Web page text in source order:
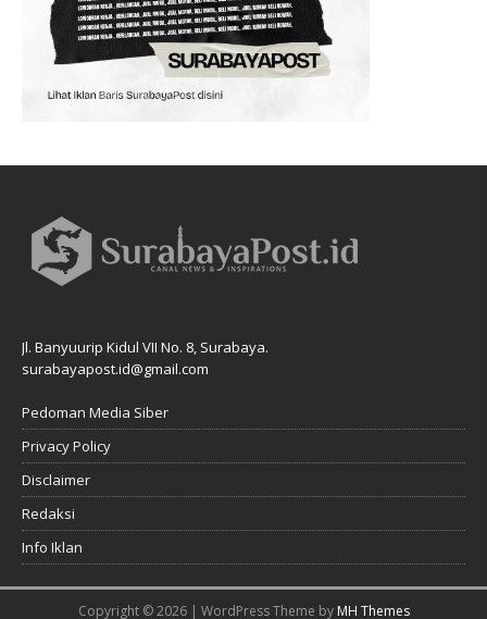
Jl. Banyuurip Kidul VII No. 8, Surabaya.
surabayapost.id@gmail.com
Pedoman Media Siber
Privacy Policy
Disclaimer
Redaksi
Info Iklan
Copyright © 2026 | WordPress Theme by MH Themes